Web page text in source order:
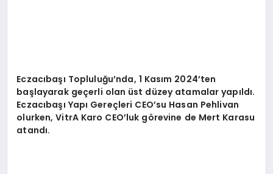
Eczacıbaşı Topluluğu’nda, 1 Kasım 2024’ten
başlayarak geçerli olan üst düzey atamalar yapıldı.
Eczacıbaşı Yapı Gereçleri CEO’su Hasan Pehlivan
olurken, VitrA Karo CEO’luk görevine de Mert Karasu
atandı.